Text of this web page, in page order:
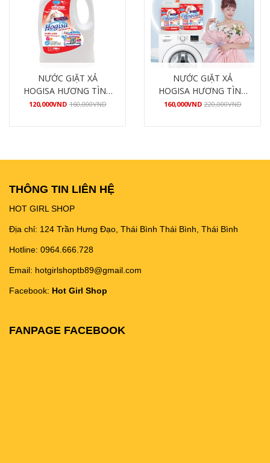
NƯỚC GIẶT XẢ
HOGISA HƯƠNG TÌNH
YÊU 3200ML
120,000VND 160,000VND
NƯỚC GIẶT XẢ
HOGISA HƯƠNG TÌNH
YÊU 4800ML
160,000VND 220,000VND
THÔNG TIN LIÊN HỆ
HOT GIRL SHOP
Địa chỉ: 124 Trần Hưng Đạo, Thái Bình Thái Bình, Thái Bình
Hotline: 0964.666.728
Email: hotgirlshoptb89@gmail.com
Facebook: Hot Girl Shop
FANPAGE FACEBOOK